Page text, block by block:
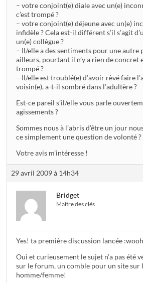
– votre conjoint(e) diale avec un(e)
c’est trompé ?
– votre conjoint(e) déjeune avec un(e)
infidèle ? Cela est-il différent s’il s’agit
un(e) collègue ?
– Il/elle a des sentiments pour une autre
ailleurs, pourtant il n’y a rien de concret
trompé ?
– Il/elle est troublé(e) d’avoir rèvé faire
voisin(e), a-t-il sombré dans l’adultère ?
Est-ce pareil s’il/elle vous parle
agissements ?
Sommes nous à l’abris d’être un jour
ce simplement une question de volonté ?
Votre avis m’intéresse !
29 avril 2009 à 14h34
Bridget
Maître des clés
Yes! ta première discussion lancée
Oui et curieusement le sujet n’a pas été
sur le forum, un comble pour un site sur
homme/femme!